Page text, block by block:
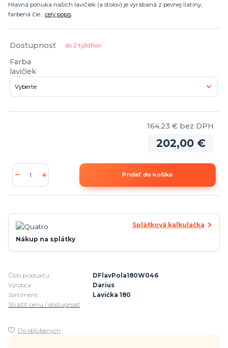
Hlavná ponuka naších lavičiek (a stolov) je vyrábaná z pevnej liatiny,
farbená čie... celý popis
Dostupnosť do 2 týždňov
Farba
lavičiek
202,00 €
164,23 € bez DPH
Pridať do košíka
Splátková kalkulačka
Nákup na splátky
Číslo produktu:
DFlavPola180W046
Výrobca:
Darius
Sortiment:
Lavička 180
Strážiť cenu / dostupnosť
Do obľúbených